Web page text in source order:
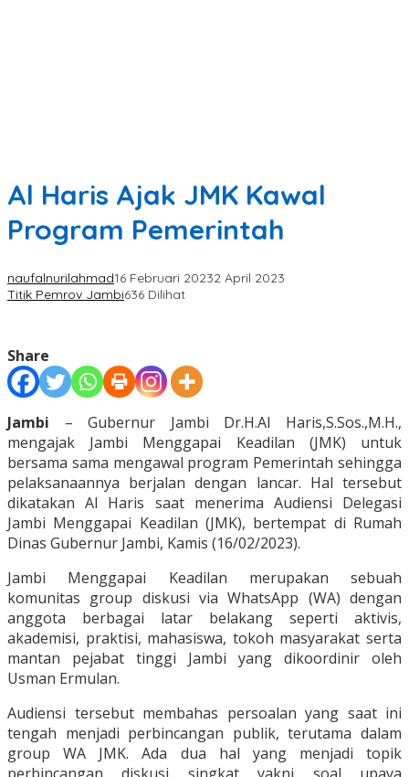
Al Haris Ajak JMK Kawal
Program Pemerintah
naufalnurilahmad16 Februari 20232 April 2023
Titik Pemrov Jambi636 Dilihat
Share
Jambi – Gubernur Jambi Dr.H.Al Haris,S.Sos.,M.H.,
mengajak Jambi Menggapai Keadilan (JMK) untuk
bersama sama mengawal program Pemerintah sehingga
pelaksanaannya berjalan dengan lancar. Hal tersebut
dikatakan Al Haris saat menerima Audiensi Delegasi
Jambi Menggapai Keadilan (JMK), bertempat di Rumah
Dinas Gubernur Jambi, Kamis (16/02/2023).
Jambi Menggapai Keadilan merupakan sebuah
komunitas group diskusi via WhatsApp (WA) dengan
anggota berbagai latar belakang seperti aktivis,
akademisi, praktisi, mahasiswa, tokoh masyarakat serta
mantan pejabat tinggi Jambi yang dikoordinir oleh
Usman Ermulan.
Audiensi tersebut membahas persoalan yang saat ini
tengah menjadi perbincangan publik, terutama dalam
group WA JMK. Ada dua hal yang menjadi topik